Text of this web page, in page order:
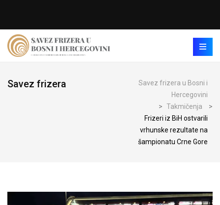
Savez frizera
Savez frizera u Bosni i
Hercegovini
> Takmičenja
>
Frizeri iz BiH ostvarili
vrhunske rezultate na
šampionatu Crne Gore